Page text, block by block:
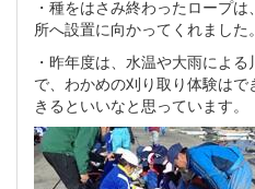
・種をはさみ終わったロープ
所へ設置に向かってくれました。
・昨年度は、水温や大雨によ
で、わかめの刈り取り体験は
きるといいなと思っています。